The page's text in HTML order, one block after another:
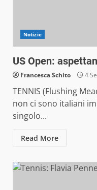
Notizie
US Open:
Francesca Schito 4
TENNIS (Flushing
non ci sono italiani
singolo...
Read More